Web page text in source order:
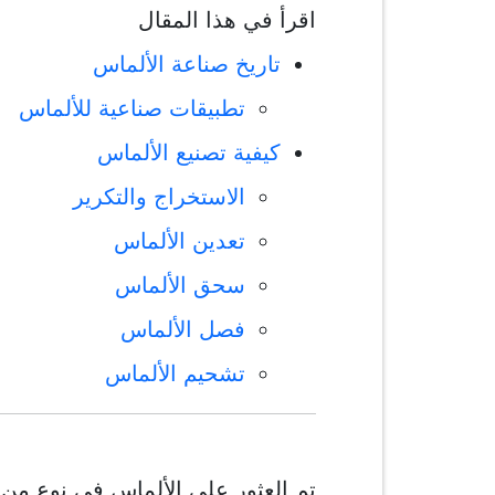
اقرأ في هذا المقال
تاريخ صناعة الألماس
تطبيقات صناعية للألماس
كيفية تصنيع الألماس
الاستخراج والتكرير
تعدين الألماس
سحق الألماس
فصل الألماس
تشحيم الألماس
تم العثور على الألماس في نوع من